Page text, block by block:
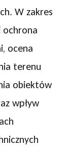
W zakres
ochrona
ocena
terenu
obiektów
wpływ